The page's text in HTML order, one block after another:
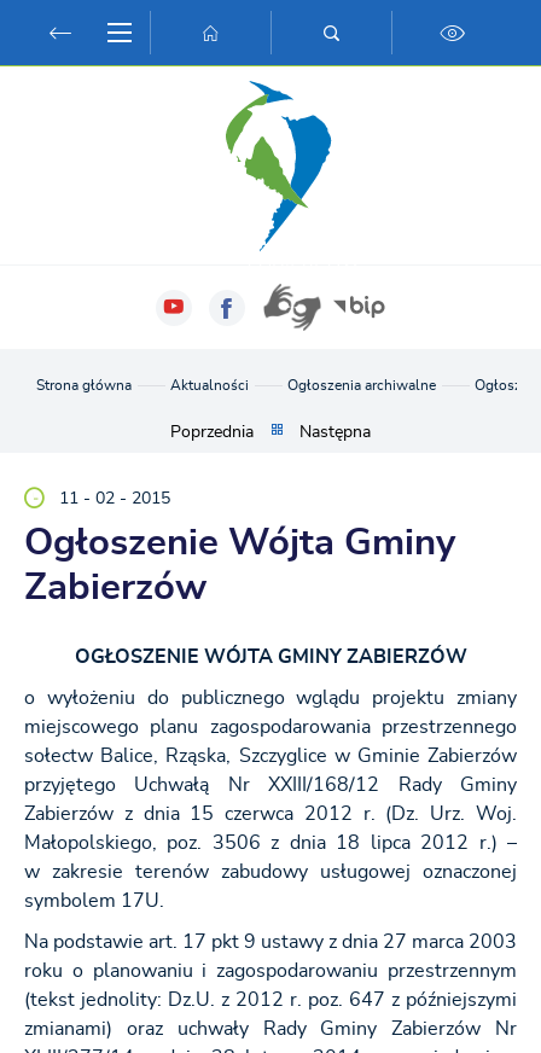
Przejdź do wyszukiwarki.
Przejdź do ustawień wielkości czcionki.
Włącz wersję kontrastową strony.
Strona główna Aktualności Ogłoszenia archiwalne
Poprzednia Następna
11 - 02 - 2015
Ogłoszenie Wójta Gminy
Zabierzów
OGŁOSZENIE WÓJTA GMINY ZABIERZÓW
o wyłożeniu do publicznego wglądu projektu zmiany
miejscowego planu zagospodarowania przestrzennego
sołectw Balice, Rząska, Szczyglice w Gminie Zabierzów
przyjętego Uchwałą Nr XXIII/168/12 Rady Gminy
Zabierzów z dnia 15 czerwca 2012 r. (Dz. Urz. Woj.
Małopolskiego, poz. 3506 z dnia 18 lipca 2012 r.) –
w zakresie terenów zabudowy usługowej oznaczonej
symbolem 17U.
Na podstawie art. 17 pkt 9 ustawy z dnia 27 marca 2003
roku o planowaniu i zagospodarowaniu przestrzennym
(tekst jednolity: Dz.U. z 2012 r. poz. 647 z późniejszymi
zmianami) oraz uchwały Rady Gminy Zabierzów Nr